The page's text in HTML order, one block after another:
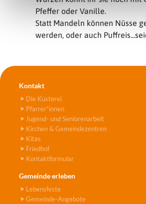
Pfeffer oder Vanille.
Statt Mandeln können Nüsse
werden, oder auch
Kontakt
Die Küsterei
Pfarrer*innen
Jugend- und Seniorenarbeit
Kirchen & Gemeindezentren
Kitas
Friedhof
Kontaktformular
Gemeinde erleben
Lebensfeste
Gemeinde-Angebote